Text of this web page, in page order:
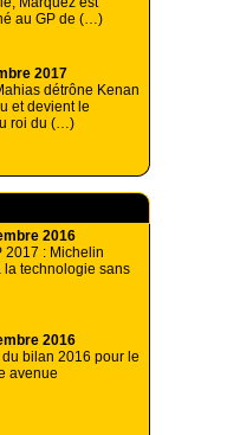
au GP de (…)
2017
détrône Kenan
et devient le
roi du (…)
2016
2017 : Michelin
la technologie sans
2016
du bilan 2016 pour le
avenue